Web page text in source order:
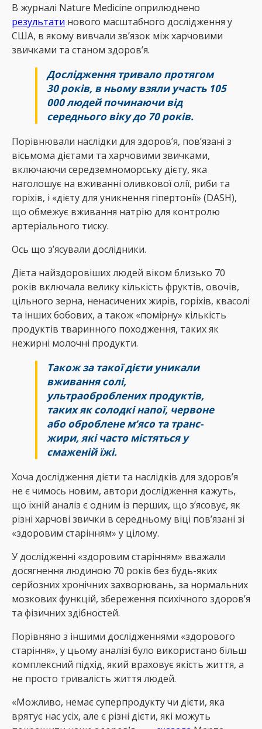
В журналі Nature Medicine оприлюднено
результати нового масштабного дослідження у
США, в якому вивчали зв’язок між харчовими
звичками та станом здоров’я.
Дослідження тривало протягом
30 років, в ньому взяли участь 105
000 людей починаючи від
середнього віку до 70 років.
Порівнювали наслідки для здоров’я, пов’язані з
вісьмома дієтами та харчовими звичками,
включаючи середземноморську дієту, яка
наголошує на вживанні оливкової олії, риби та
горіхів, і «дієту для уникнення гіпертонії» (DASH),
що обмежує вживання натрію для контролю
артеріального тиску.
Ось що з’ясували дослідники.
Дієта найздоровіших людей віком близько 70
років включала велику кількість фруктів, овочів,
цільного зерна, ненасичених жирів, горіхів, квасолі
та інших бобових, а також «помірну» кількість
продуктів тваринного походження, таких як
нежирні молочні продукти.
Також за такої дієти уникали
вживання солі,
ультраоброблених продуктів,
таких як солодкі напої, червоне
або оброблене м’ясо та транс-
жири, які часто містяться у
смаженій їжі.
Хоча дослідження дієти та наслідків для здоров’я
не є чимось новим, автори дослідження кажуть,
що їхній аналіз є одним із перших, що з’ясовує, як
різні харчові звички в середньому віці пов’язані зі
«здоровим старінням» у цілому.
У дослідженні «здоровим старінням» вважали
досягнення людиною 70 років без будь-яких
серйозних хронічних захворювань, за нормальних
мозкових функцій, збереження психічного здоров’я
та фізичних здібностей.
Порівняно з іншими дослідженнями «здорового
старіння», у цьому аналізі було використано більш
комплексний підхід, який враховує якість життя, а
не просто тривалість життя людей.
«Можливо, немає суперпродукту чи дієти, яка
врятує нас усіх, але є різні дієти, які можуть